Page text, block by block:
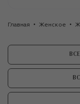
Главная Женское